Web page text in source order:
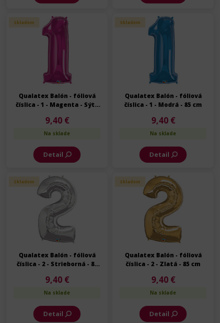
Skladom
Qualatex Balón - fóliová
číslica - 1 - Magenta - Sýta
9,40 €
Na sklade
Detail
Skladom
Qualatex Balón - fóliová
číslica - 1 - Modrá - 85 cm
9,40 €
Na sklade
Detail
Skladom
Qualatex Balón - fóliová
číslica - 2 - Strieborná - 85
9,40 €
Na sklade
Detail
Skladom
Qualatex Balón - fóliová
číslica - 2 - Zlatá - 85 cm
9,40 €
Na sklade
Detail